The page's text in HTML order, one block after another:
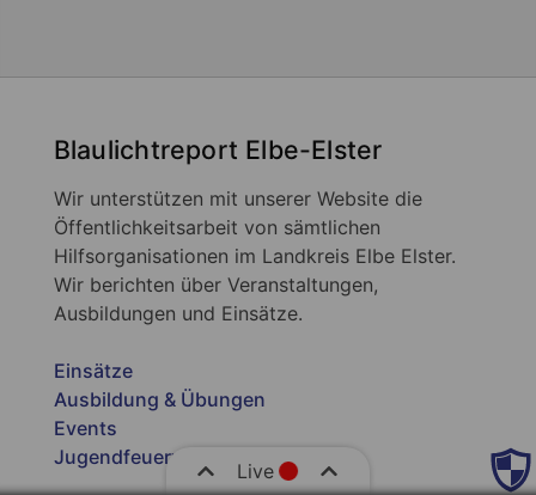
Blaulichtreport Elbe-Elster
Wir unterstützen mit unserer Website die
Öffentlichkeitsarbeit von sämtlichen
Hilfsorganisationen im Landkreis Elbe Elster.
Wir berichten über Veranstaltungen,
Ausbildungen und Einsätze.
Einsätze
Ausbildung & Übungen
Events
Jugendfeuerwehr
Live